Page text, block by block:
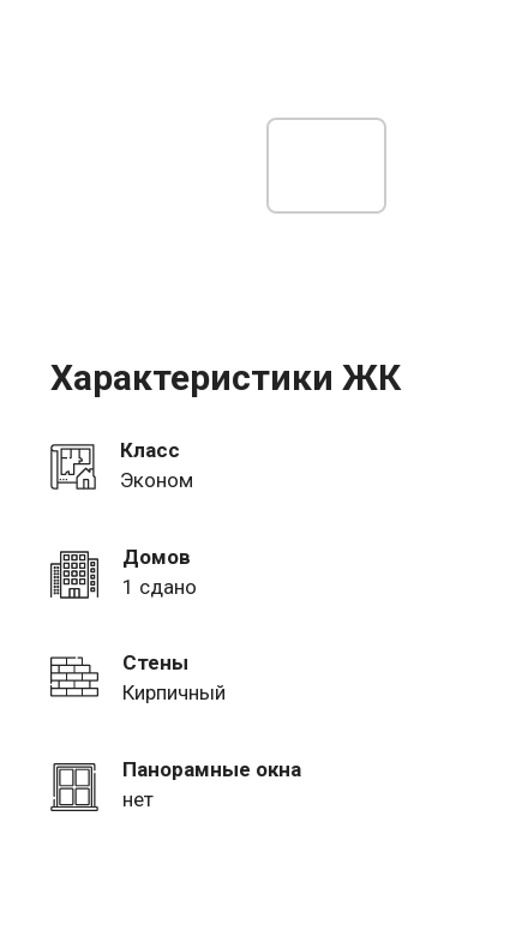
Характеристики ЖК
Класс
Эконом
Домов
1 сдано
Стены
Кирпичный
Панорамные окна
нет